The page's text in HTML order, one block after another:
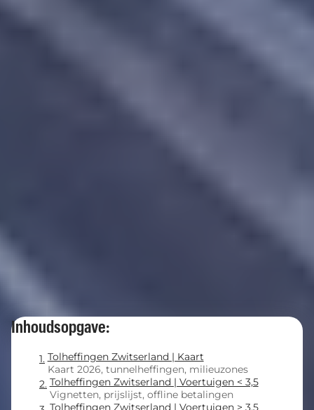
Inhoudsopgave:
Tolheffingen Zwitserland | Kaart
Kaart 2026, tunnelheffingen, milieuzones
Tolheffingen Zwitserland | Voertuigen < 3,5
Vignetten, prijslijst, offline betalingen
Tolheffingen Zwitserland | Voertuigen > 3,5